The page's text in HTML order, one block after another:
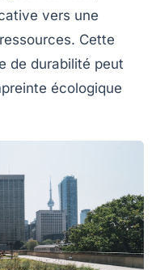
vers une
Cette
de durabilité peut
écologique